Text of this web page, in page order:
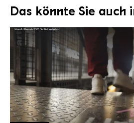
Das könnte Sie auch